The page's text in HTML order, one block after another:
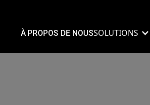
À PROPOS DE NOUSSOLUTIONS